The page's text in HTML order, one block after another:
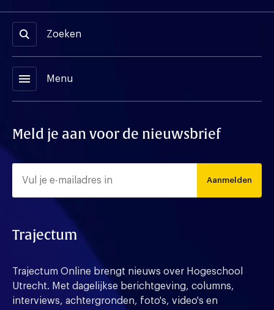
Zoeken
menu Menu
Meld je aan voor de nieuwsbrief
Aanmelden
Trajectum
Trajectum Online brengt nieuws over Hogeschool
Utrecht. Met dagelijkse berichtgeving, columns,
interviews, achtergronden, foto's, video's en